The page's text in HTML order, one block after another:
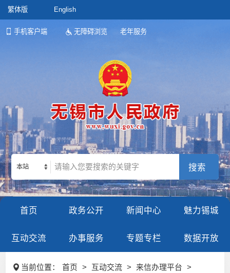
繁体版 English
手机客户端 无障碍浏览 老年服务
本站
首页 政务公开 新闻中心 魅力锡城
互动交流 办事服务 专题专栏 数据开放
当前位置： 首页 > 互动交流 > 来信办理平台
>